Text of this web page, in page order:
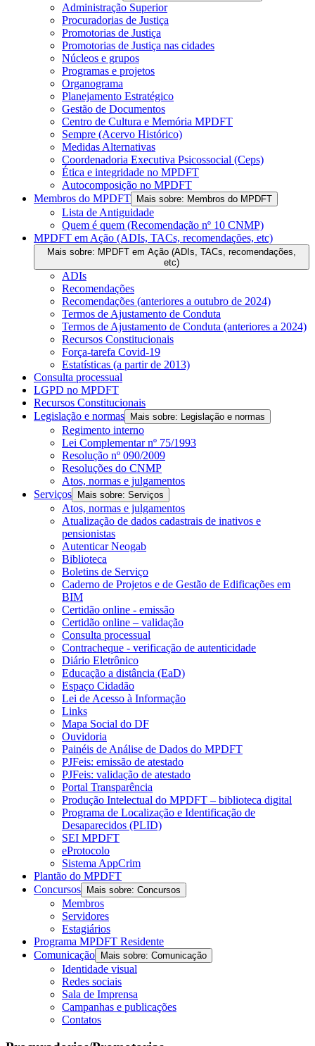
Administração Superior
Procuradorias de Justiça
Promotorias de Justiça
Promotorias de Justiça nas cidades
Núcleos e grupos
Programas e projetos
Organograma
Planejamento Estratégico
Gestão de Documentos
Centro de Cultura e Memória MPDFT
Sempre (Acervo Histórico)
Medidas Alternativas
Coordenadoria Executiva Psicossocial (Ceps)
Ética e integridade no MPDFT
Autocomposição no MPDFT
Membros do MPDFT
Mais sobre: Membros do MPDFT
Lista de Antiguidade
Quem é quem (Recomendação nº 10 CNMP)
MPDFT em Ação (ADIs, TACs, recomendações, etc)
Mais sobre: MPDFT em Ação (ADIs, TACs, recomendações,
etc)
ADIs
Recomendações
Recomendações (anteriores a outubro de 2024)
Termos de Ajustamento de Conduta
Termos de Ajustamento de Conduta (anteriores a 2024)
Recursos Constitucionais
Força-tarefa Covid-19
Estatísticas (a partir de 2013)
Consulta processual
LGPD no MPDFT
Recursos Constitucionais
Legislação e normas
Mais sobre: Legislação e normas
Regimento interno
Lei Complementar nº 75/1993
Resolução nº 090/2009
Resoluções do CNMP
Atos, normas e julgamentos
Serviços
Mais sobre: Serviços
Atos, normas e julgamentos
Atualização de dados cadastrais de inativos e
pensionistas
Autenticar Neogab
Biblioteca
Boletins de Serviço
Caderno de Projetos e de Gestão de Edificações em
BIM
Certidão online - emissão
Certidão online – validação
Consulta processual
Contracheque - verificação de autenticidade
Diário Eletrônico
Educação a distância (EaD)
Espaço Cidadão
Lei de Acesso à Informação
Links
Mapa Social do DF
Ouvidoria
Painéis de Análise de Dados do MPDFT
PJFeis: emissão de atestado
PJFeis: validação de atestado
Portal Transparência
Produção Intelectual do MPDFT – biblioteca digital
Programa de Localização e Identificação de
Desaparecidos (PLID)
SEI MPDFT
eProtocolo
Sistema AppCrim
Plantão do MPDFT
Concursos
Mais sobre: Concursos
Membros
Servidores
Estagiários
Programa MPDFT Residente
Comunicação
Mais sobre: Comunicação
Identidade visual
Redes sociais
Sala de Imprensa
Campanhas e publicações
Contatos